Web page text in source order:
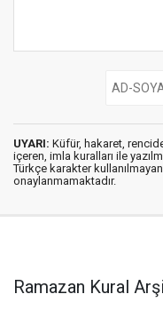
UYARI: Küfür, hakaret,
içeren, imla kuralları ile
Türkçe karakter
onaylanmamaktadır.
Ramazan Kural